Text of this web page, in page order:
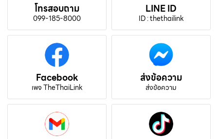
โทรสอบถาม
099-185-8000
LINE ID
ID : thethailink
Facebook
เพจ TheThaiLink
ส่งข้อความ
ส่งข้อความ